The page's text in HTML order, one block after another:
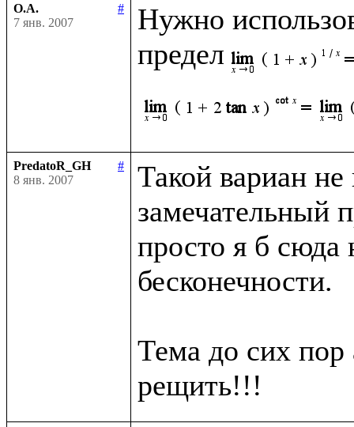
О.А.
#
7 янв. 2007
Нужно
предел
PredatoR_GH
#
8 янв. 2007
Такой вариан не
замечательный
просто я б сюда
бесконечности.
Тема до сих пор